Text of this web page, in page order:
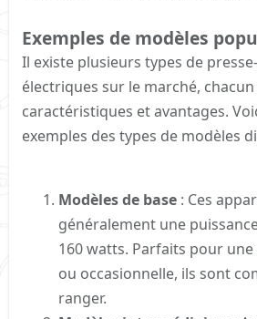
Exemples de modèles
Il existe plusieurs types de
électriques sur le marché,
caractéristiques et avantages.
exemples des types de modèles
Modèles de base : Ces
généralement une
160 watts. Parfaits pour
ou occasionnelle, ils sont
ranger.